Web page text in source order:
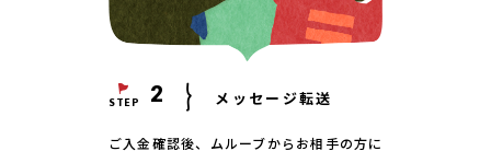
STEP 2 メッセージ転送
ご入金確認後、ムルーブからお相手の方に